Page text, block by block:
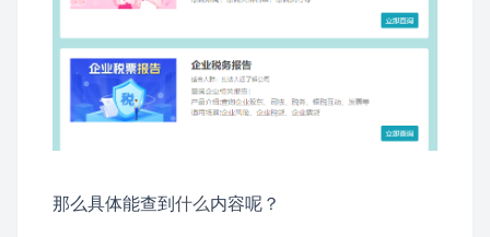
那么具体能查到什么内容呢？